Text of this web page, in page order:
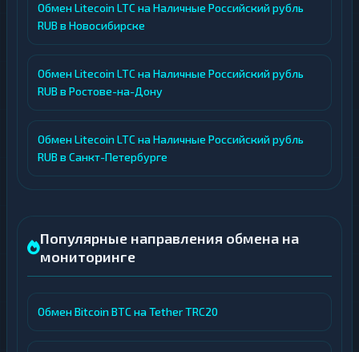
Обмен Litecoin LTC на Наличные Российский рубль
RUB в Новосибирске
Обмен Litecoin LTC на Наличные Российский рубль
RUB в Ростове-на-Дону
Обмен Litecoin LTC на Наличные Российский рубль
RUB в Санкт-Петербурге
Популярные направления обмена на
мониторинге
Обмен Bitcoin BTC на Tether TRC20